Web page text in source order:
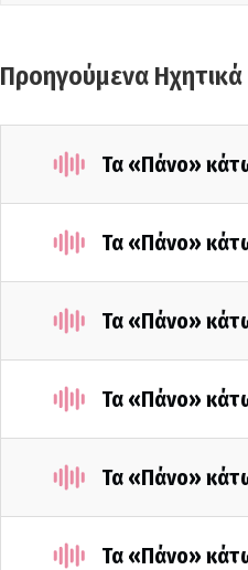
Προηγούμενα
Τα «Πάνο»
Τα «Πάνο»
Τα «Πάνο»
Τα «Πάνο»
Τα «Πάνο»
Τα «Πάνο»